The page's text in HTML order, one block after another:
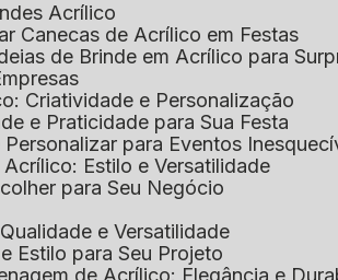
Acrílico
Canecas de Acrílico em Festas
de Brinde em Acrílico para
Criatividade e Personalização
e Praticidade para Sua Festa
Personalizar para Eventos
Acrílico: Estilo e Versatilidade
para Seu Negócio
e Versatilidade
Estilo para Seu Projeto
de Acrílico: Elegância e